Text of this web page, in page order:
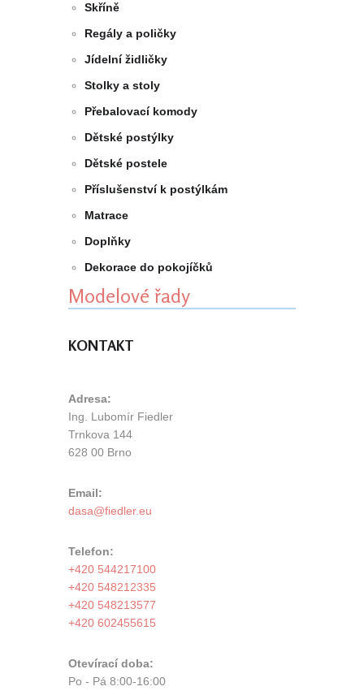
Skříně
Regály a poličky
Jídelní židličky
Stolky a stoly
Přebalovací komody
Dětské postýlky
Dětské postele
Příslušenství k postýlkám
Matrace
Doplňky
Dekorace do pokojíčků
Modelové řady
KONTAKT
Adresa:
Ing. Lubomír Fiedler
Trnkova 144
628 00 Brno
Email:
Telefon:
+420 544217100
+420 548212335
+420 548213577
+420 602455615
Otevírací doba:
Po - Pá 8:00-16:00